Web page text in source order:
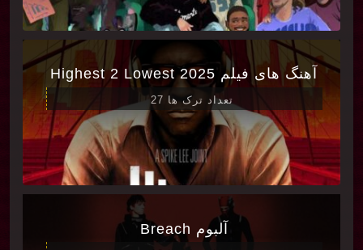
آهنگ های فیلم Highest 2 Lowest 2025
تعداد ترک ها 27
آلبوم Breach